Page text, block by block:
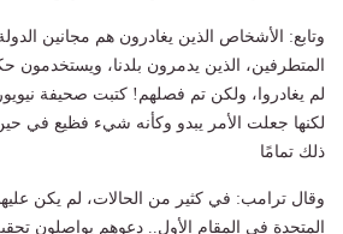
وتابع: الأشخاص الذين يغادرون هم مجانين
المتطرفين، الذين يدمرون بلدنا، ويستخدمون
لم يغادروا، ولكن تم فصلهم! كتبت صحيفة
لكنها جعلت الأمر يبدو وكأنه شيء فظيع في
ذلك تمامًا
وقال ترامب: في كثير من الحالات، لم يكن عليهم
المتحدة في المقام الأول.. دعوهم يواصلون